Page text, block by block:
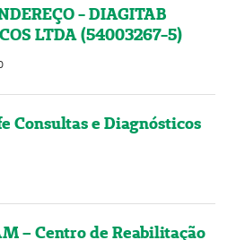
- DIAGITAB
LTDA (54003267-5)
Consultas e Diagnósticos
– Centro de Reabilitação